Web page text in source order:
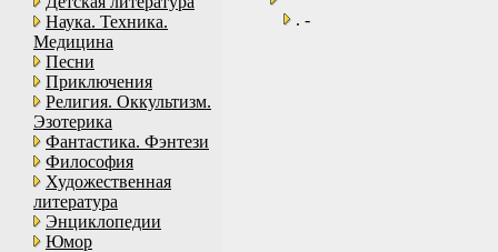
Наука. Техника.
Медицина
Песни
Приключения
Религия. Оккультизм.
Эзотерика
Фантастика. Фэнтези
Философия
Художественная
литература
Энциклопедии
Юмор
. -